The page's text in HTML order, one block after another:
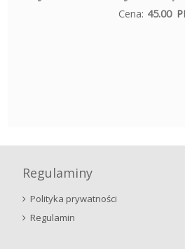
Cena: 45.00
Regulaminy
Polityka prywatności
Regulamin